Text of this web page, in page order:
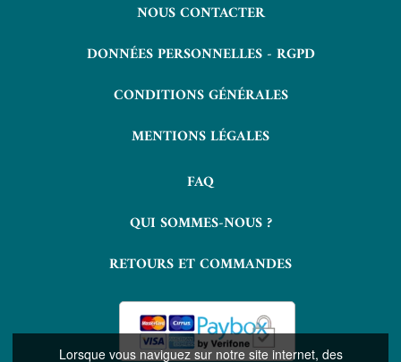
Lorsque vous naviguez sur notre site internet, des
NOUS CONTACTER
DONNÉES PERSONNELLES - RGPD
CONDITIONS GÉNÉRALES
MENTIONS LÉGALES
FAQ
QUI SOMMES-NOUS ?
RETOURS ET COMMANDES